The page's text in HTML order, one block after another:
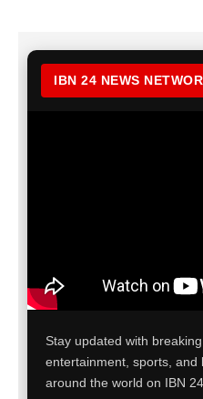
IBN 24 NEWS
Stay updated with
entertainment, sports, and
around the world on IBN